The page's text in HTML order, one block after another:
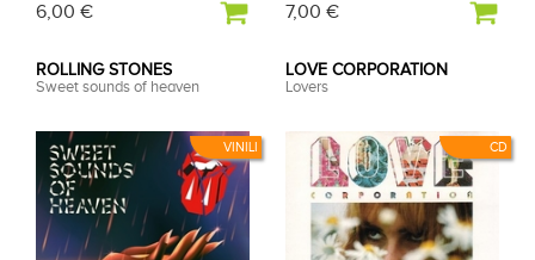
6,00 € 7,00 €
VINILI
ROLLING STONES
Sweet sounds of heaven
CD
LOVE CORPORATION
Lovers